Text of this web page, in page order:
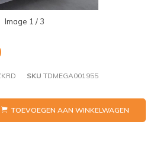
Image 1 / 3
SKU TDMEGA001955
TOEVOEGEN AAN WINKELWAGEN
(NL)